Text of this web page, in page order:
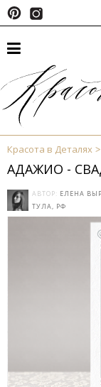
Красота в Деталях
АДАЖИО -
АВТОР: ЕЛЕНА
ТУЛА, РФ